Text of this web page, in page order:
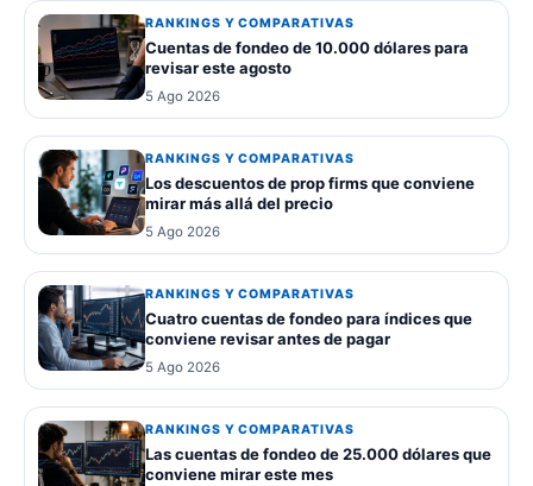
RANKINGS Y COMPARATIVAS
Cuentas de fondeo de 10.000 dólares para
revisar este agosto
5 Ago 2026
RANKINGS Y COMPARATIVAS
Los descuentos de prop firms que conviene
mirar más allá del precio
5 Ago 2026
RANKINGS Y COMPARATIVAS
Cuatro cuentas de fondeo para índices que
conviene revisar antes de pagar
5 Ago 2026
RANKINGS Y COMPARATIVAS
Las cuentas de fondeo de 25.000 dólares que
conviene mirar este mes